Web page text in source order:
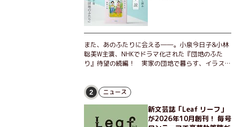
また、あのふたりに会える――。小泉今日子&小林
聡美W主演、NHKでドラマ化された『団地のふた
り』待望の続編！ 実家の団地で暮らす、イラスト
ょっとした贅沢を楽しんだり、近所のおばちゃんの
恋バナを聞いてあげたり、部屋でふたりだけの「台
湾映画祭」を催したり。50代独身、幼なじみの変
わらぬ友情とささやかな幸せの日々を描く。
2 ニュース
新文芸誌「Leaf リーフ」
が2026年10月創刊！ 毎号